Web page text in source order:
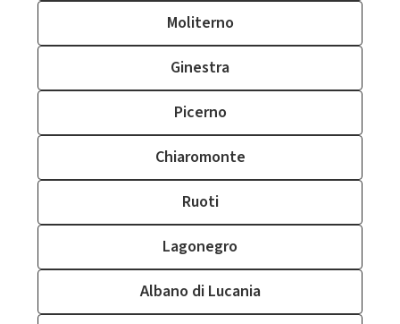
Moliterno
Ginestra
Picerno
Chiaromonte
Ruoti
Lagonegro
Albano di Lucania